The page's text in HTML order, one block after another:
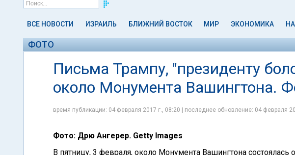
ВСЕ НОВОСТИ ИЗРАИЛЬ БЛИЖНИЙ ВОСТОК МИР ЭКОНОМИКА
ФОТО
Письма Трампу, "президенту
около Монумента Вашингтона.
время публикации: 04 февраля 2017 г., 08:20 | последнее обновление: 04 февраля
Фото: Дрю Ангерер. Getty Images
В пятницу, 3 февраля, около Монумента Вашингтона состоялась